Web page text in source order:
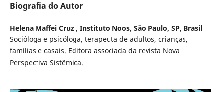
Biografia do Autor
Helena Maffei Cruz , Instituto Noos, São Paulo, SP, Brasil
Socióloga e psicóloga, terapeuta de adultos, crianças,
famílias e casais. Editora associada da revista Nova
Perspectiva Sistêmica.